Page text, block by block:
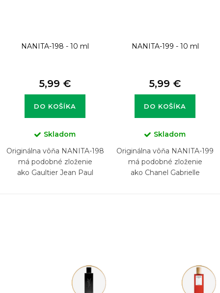
NANITA-198 - 10 ml
5,99 €
DO KOŠÍKA
Skladom
Originálna vôňa NANITA-198
má podobné zloženie
ako Gaultier Jean Paul
NANITA-199 - 10 ml
5,99 €
DO KOŠÍKA
Skladom
Originálna vôňa NANITA-199
má podobné zloženie
ako Chanel Gabrielle